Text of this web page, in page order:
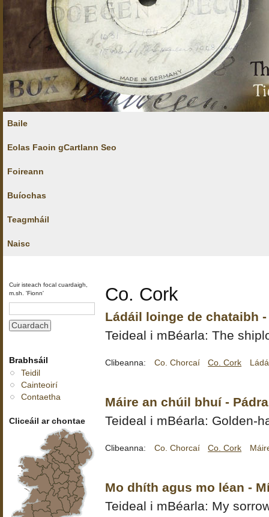
Baile
Eolas Faoin gCartlann Seo
Foireann
Buíochas
Teagmháil
Naisc
Cuir isteach focal cuardaigh,
m.sh. 'Fionn'
Brabhsáil
Teidil
Cainteoirí
Contaetha
Cliceáil ar chontae
Co. Cork
Ládáil loinge de chataibh
Teideal i mBéarla: The
Clibeanna: Co. Chorcaí Co. Cork
Máire an chúil bhuí -
Teideal i mBéarla: Golden-
Clibeanna: Co. Chorcaí Co. Cork
Mo dhíth agus mo léan -
Teideal i mBéarla: My